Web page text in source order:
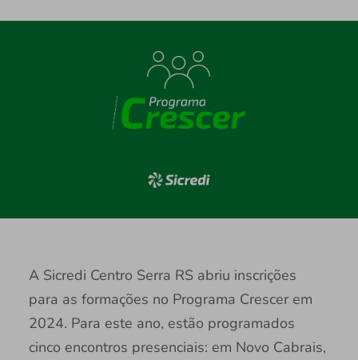
A Sicredi Centro Serra RS abriu inscrições
para as formações no Programa Crescer em
2024. Para este ano, estão programados
cinco encontros presenciais: em Novo Cabrais,